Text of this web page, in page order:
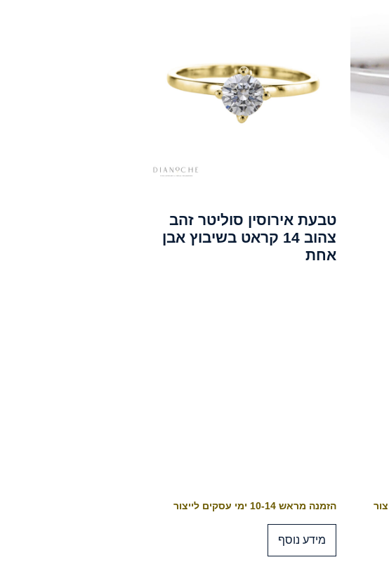
טבעת אירוסין סוליטר זהב
צהוב 14 קראט בשיבוץ אבן
אחת
הזמנה מראש 10-14 ימי עסקים לייצור
מידע נוסף